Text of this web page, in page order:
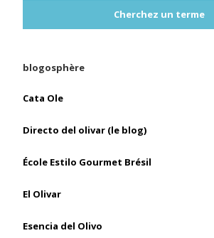
Cherchez un terme
blogosphère
Cata Ole
Directo del olivar (le blog)
École Estilo Gourmet Brésil
El Olivar
Esencia del Olivo